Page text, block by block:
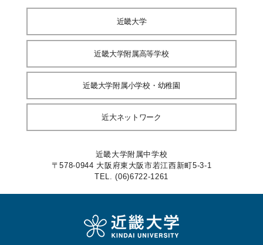
近畿大学
近畿大学附属高等学校
近畿大学附属小学校・幼稚園
近大ネットワーク
近畿大学附属中学校
〒578-0944 大阪府東大阪市若江西新町5-3-1
TEL. (06)6722-1261